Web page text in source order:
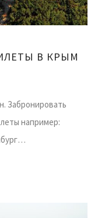
В КРЫМ
Забронировать
например: